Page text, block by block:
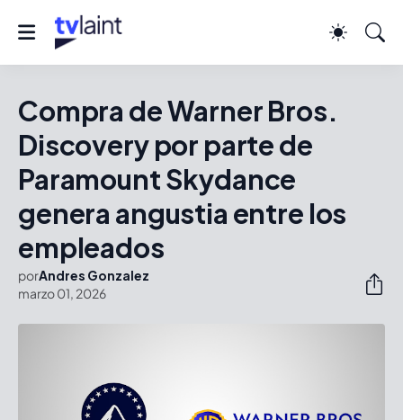
Compra de Warner Bros.
Discovery por parte de
Paramount Skydance
genera angustia entre los
empleados
porAndres Gonzalez
marzo 01, 2026